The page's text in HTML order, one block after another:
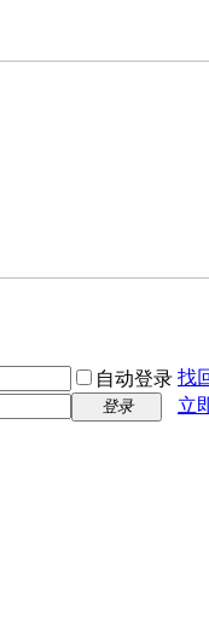
自动登录 找
登录
立